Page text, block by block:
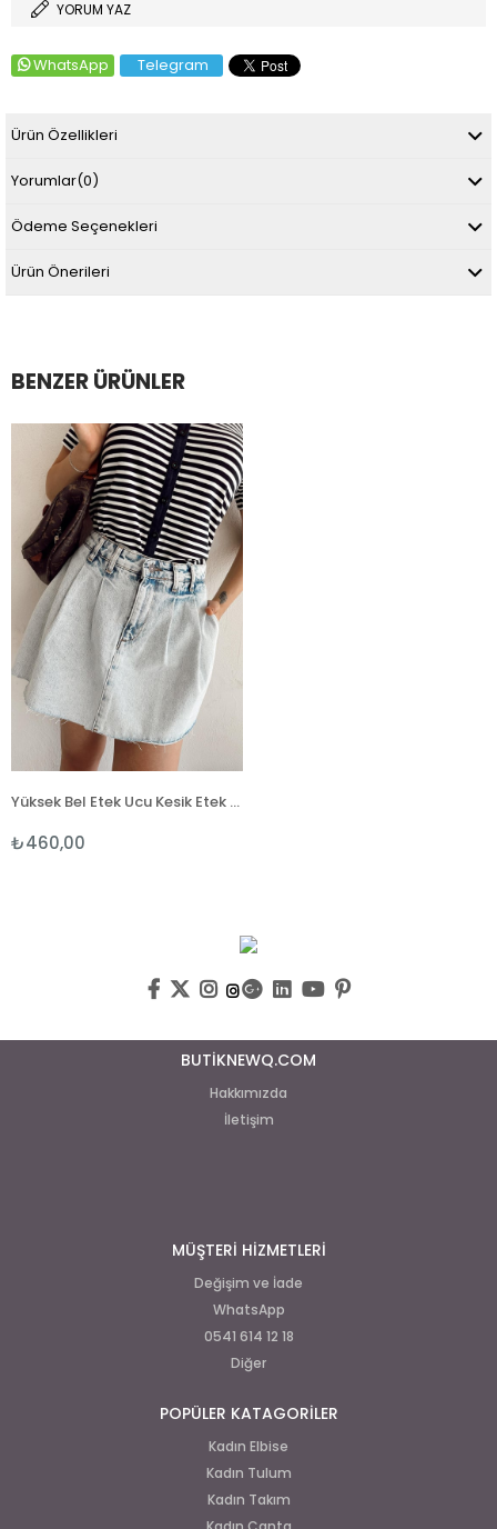
YORUM YAZ
WhatsApp Telegram
Ürün Özellikleri
Yorumlar(0)
Ödeme Seçenekleri
Ürün Önerileri
BENZER ÜRÜNLER
Yüksek Bel Etek Ucu Kesik Etek Görünümlü Denim Şort Etek-Buz Mavi
₺460,00
BUTİKNEWQ.COM
Hakkımızda
İletişim
MÜŞTERİ HİZMETLERİ
Değişim ve İade
WhatsApp
0541 614 12 18
Diğer
POPÜLER KATAGORİLER
Kadın Elbise
Kadın Tulum
Kadın Takım